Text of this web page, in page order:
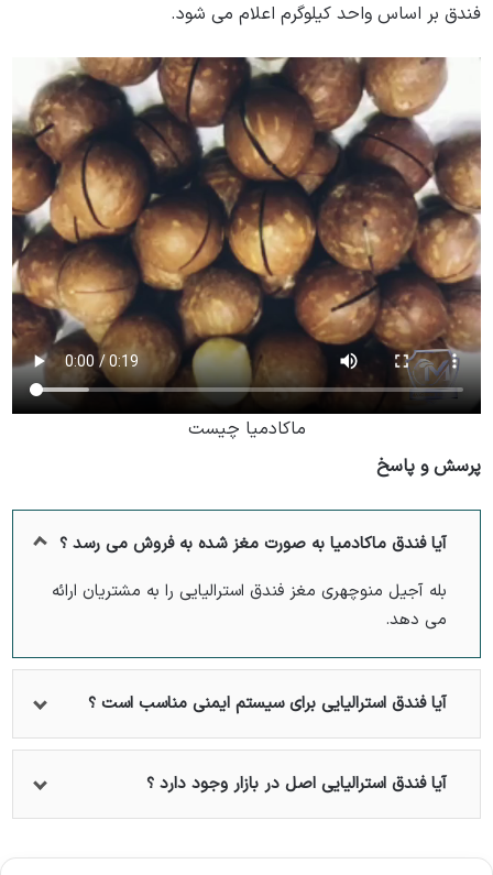
فندق بر اساس واحد کیلوگرم اعلام می شود.
ماکادمیا چیست
پرسش و پاسخ
آیا فندق ماکادمیا به صورت مغز شده به فروش می رسد ؟
بله آجیل منوچهری مغز فندق استرالیایی را به مشتریان ارائه
می دهد.
آیا فندق استرالیایی برای سیستم ایمنی مناسب است ؟
آیا فندق استرالیایی اصل در بازار وجود دارد ؟